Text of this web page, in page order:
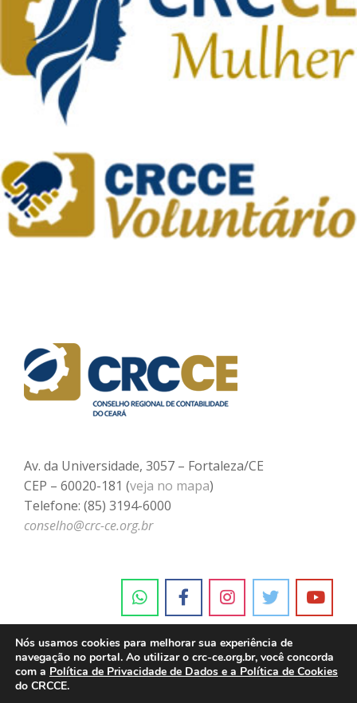
Av. da Universidade, 3057 – Fortaleza/CE
CEP – 60020-181 (veja no mapa)
Telefone: (85) 3194-6000
conselho@crc-ce.org.br
Nós usamos cookies para melhorar sua experiência de
navegação no portal. Ao utilizar o crc-ce.org.br, você concorda
com a Política de Privacidade de Dados e a Política de Cookies
do CRCCE.